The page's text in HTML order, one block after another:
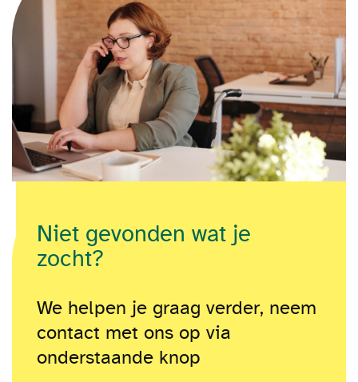
Niet gevonden wat je
zocht?
We helpen je graag verder, neem
contact met ons op via
onderstaande knop